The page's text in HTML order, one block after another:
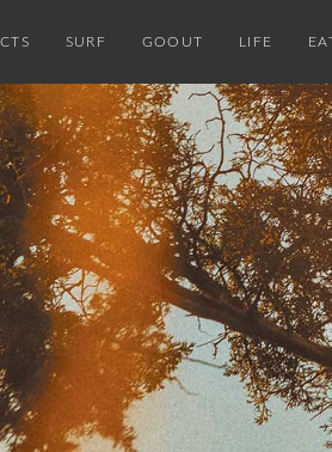
SURF GOOUT LIFE